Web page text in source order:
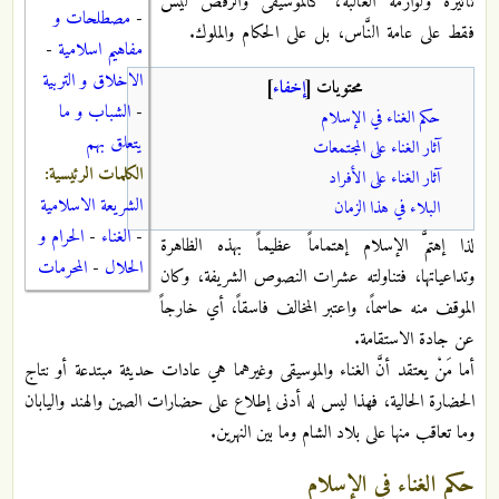
- مصطلحات و
مفاهيم اسلامية -
الاخلاق و التربية
- الشباب و ما
يتعلق بهم
الكلمات الرئيسية:
الشريعة الاسلامية
-الغناء - الحرام و
الحلال - المحرمات
فقط على عامة النَّاس، بل على الحكام والملوك.
محتويات [إخفاء]
حكم الغناء في الإسلام
آثار الغناء على المجتمعات
آثار الغناء على الأفراد
البلاء في هذا الزمان
لذا إهتمَّ الإسلام إهتماماً عظيماً بهذه الظاهرة
وتداعياتها، فتناولته عشرات النصوص الشريفة، وكان
الموقف منه حاسماً، واعتبر المخالف فاسقاً، أي خارجاً
عن جادة الاستقامة.‏
أما مَنْ يعتقد أنَّ الغناء والموسيقى وغيرهما هي عادات حديثة مبتدعة أو نتاج
الحضارة الحالية، فهذا ليس له أدنى إطلاع على حضارات الصين والهند واليابان
وما تعاقب منها على بلاد الشام وما بين النهرين.‏
حكم الغناء في الإسلام